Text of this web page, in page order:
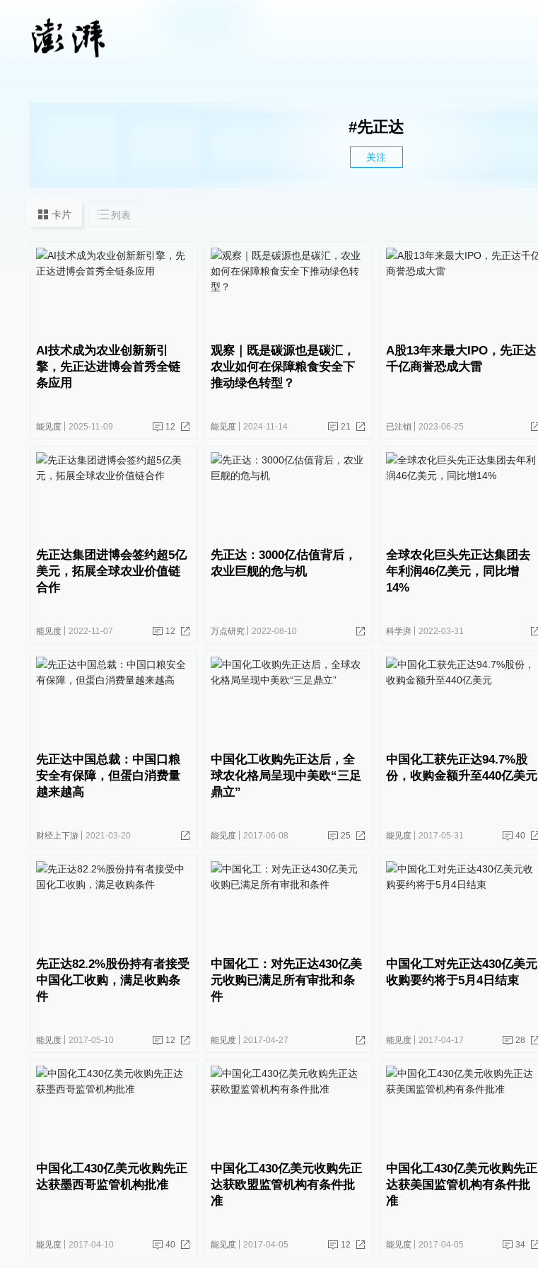
#先正达
关注
卡片 列表
AI技术成为农业创新新引
擎，先正达进博会首秀全链
条应用
能见度 2025-11-09 12
观察｜既是碳源也是碳汇，
农业如何在保障粮食安全下
推动绿色转型？
能见度 2024-11-14 21
A股13年来最大IPO，先正达
千亿商誉恐成大雷
已注销 2023-06-25
先正达集团进博会签约超5亿
美元，拓展全球农业价值链
合作
能见度 2022-11-07 12
先正达：3000亿估值背后，
农业巨舰的危与机
万点研究 2022-08-10
全球农化巨头先正达集团去
年利润46亿美元，同比增
14%
科学湃 2022-03-31
先正达中国总裁：中国口粮
安全有保障，但蛋白消费量
越来越高
财经上下游 2021-03-20
中国化工收购先正达后，全
球农化格局呈现中美欧“三足
鼎立”
能见度 2017-06-08 25
中国化工获先正达94.7%股
份，收购金额升至440亿美元
能见度 2017-05-31 40
先正达82.2%股份持有者接受
中国化工收购，满足收购条
件
能见度 2017-05-10 12
中国化工：对先正达430亿美
元收购已满足所有审批和条
件
能见度 2017-04-27
中国化工对先正达430亿美元
收购要约将于5月4日结束
能见度 2017-04-17 28
中国化工430亿美元收购先正
达获墨西哥监管机构批准
能见度 2017-04-10 40
中国化工430亿美元收购先正
达获欧盟监管机构有条件批
准
能见度 2017-04-05 12
中国化工430亿美元收购先正
达获美国监管机构有条件批
准
能见度 2017-04-05 34